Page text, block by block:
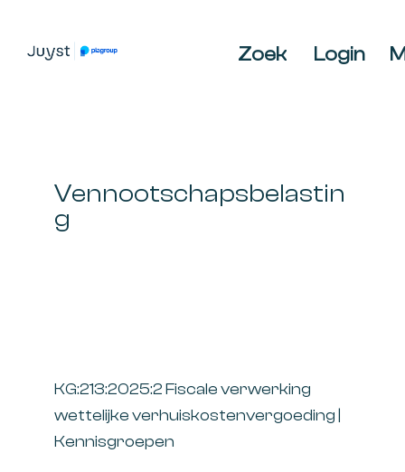
advies,
Zoek Login
Vennootschapsbelastin
g
KG:213:2025:2 Fiscale verwerking
wettelijke verhuiskostenvergoeding |
Kennisgroepen